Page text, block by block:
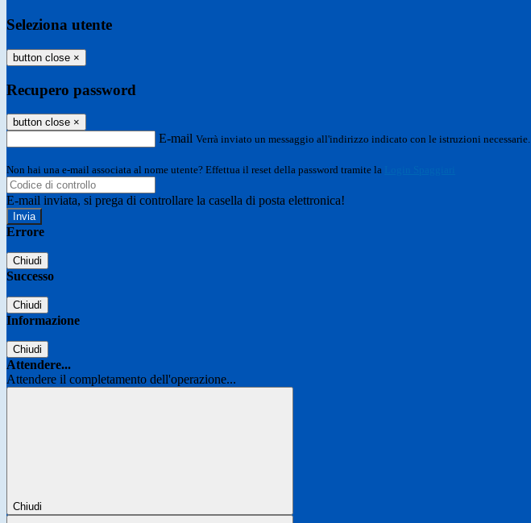
Seleziona utente
button close ×
Recupero password
button close ×
E-mail Verrà inviato un messaggio all'indirizzo indicato con le istruzioni necessarie.
Non hai una e-mail associata al nome utente? Effettua il reset della password tramite la
E-mail inviata, si prega di controllare la casella di posta elettronica!
Errore
Chiudi
Successo
Chiudi
Informazione
Chiudi
Attendere...
Attendere il completamento dell'operazione...
Chiudi